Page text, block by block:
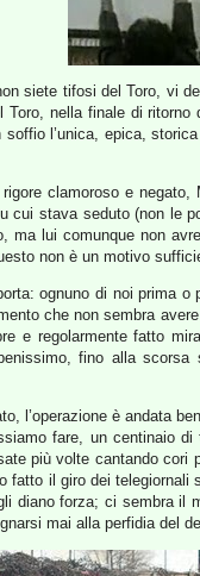
siete tifosi del Toro, vi
Toro, nella finale di ritorno
l’unica, epica,
clamoroso e
cui stava seduto (non le
ma lui comunque non
non è un motivo
ognuno di noi prima
che non sembra
e regolarmente fatto
fino alla scorsa
l’operazione è andata
fare, un centinaio
più volte cantando
fatto il giro dei
diano forza; ci sembra
mai alla perfidia del